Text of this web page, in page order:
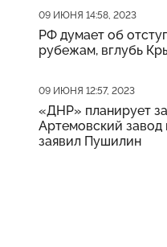
Дата публикации
09 ИЮНЯ 14:58, 2023
РФ думает об
рубежам, вглубь
Дата публикации
09 ИЮНЯ 12:57, 2023
«ДНР» планирует
Артемовский завод
заявил Пушилин